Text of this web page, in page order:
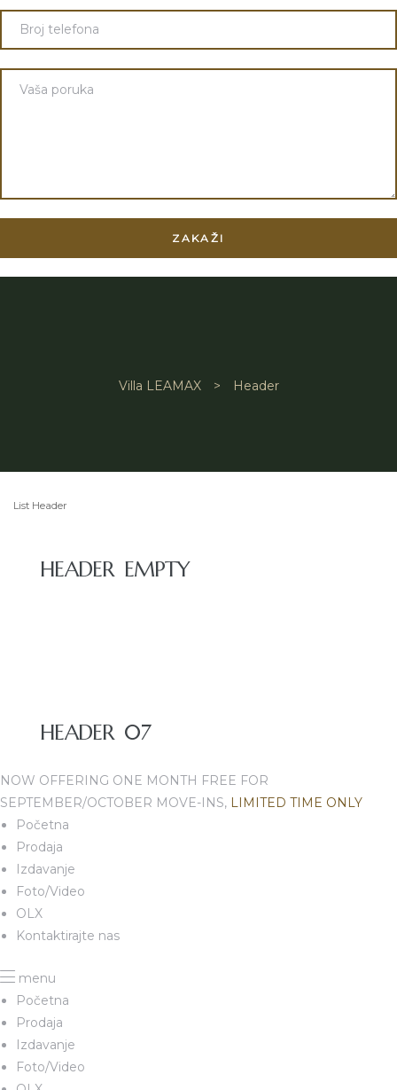
Villa LEAMAX > Header
HEADER
List Header
HEADER EMPTY
HEADER 07
NOW OFFERING ONE MONTH FREE FOR
SEPTEMBER/OCTOBER MOVE-INS, LIMITED TIME ONLY
Početna
Prodaja
Izdavanje
Foto/Video
OLX
Kontaktirajte nas
menu
Početna
Prodaja
Izdavanje
Foto/Video